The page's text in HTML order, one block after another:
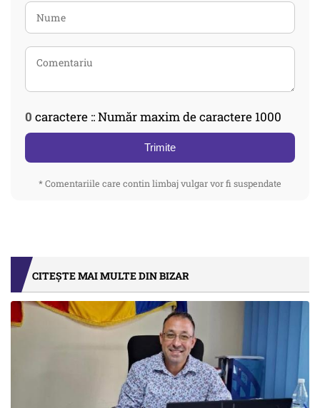
0 caractere :: Număr maxim de caractere 1000
Trimite
* Comentariile care contin limbaj vulgar vor fi suspendate
CITEȘTE MAI MULTE DIN BIZAR